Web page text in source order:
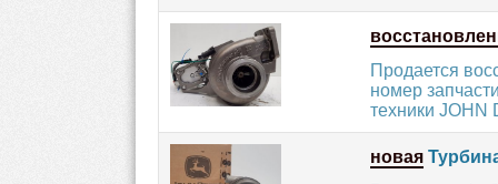
Продается
номер
техники JOHN
новая